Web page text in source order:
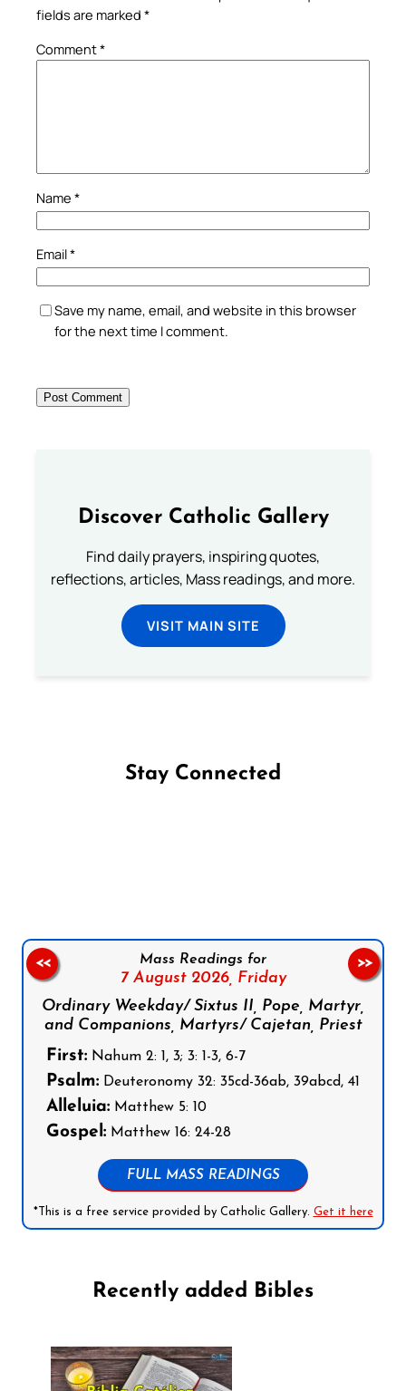
fields are marked *
Comment*
Name *
Email*
Save my name, email, and website in this browser
for the next time I comment.
Discover Catholic Gallery
Find daily prayers, inspiring quotes,
reflections, articles, Mass readings, and more.
VISIT MAIN SITE
Stay Connected
Mass Readings for
7 August 2026, Friday
Ordinary Weekday/ Sixtus II, Pope, Martyr,
and Companions, Martyrs/ Cajetan, Priest
First: Nahum 2: 1, 3; 3: 1-3, 6-7
Psalm: Deuteronomy 32: 35cd-36ab, 39abcd, 41
Alleluia: Matthew 5: 10
Gospel: Matthew 16: 24-28
FULL MASS READINGS
*This is a free service provided by Catholic Gallery. Get it here
<< >>
Recently added Bibles